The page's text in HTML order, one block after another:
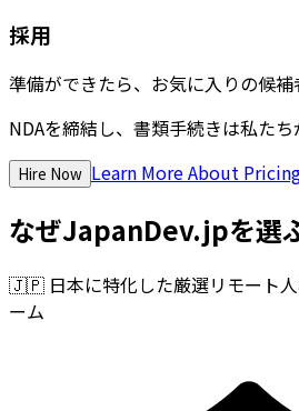
採用
準備ができたら、お気に入りの候補
NDAを締結し、書類手続きは私たち
Hire Now Learn More About
なぜJapanDev.jpを選
🇯🇵 日本に特化した厳選リモート
ーム